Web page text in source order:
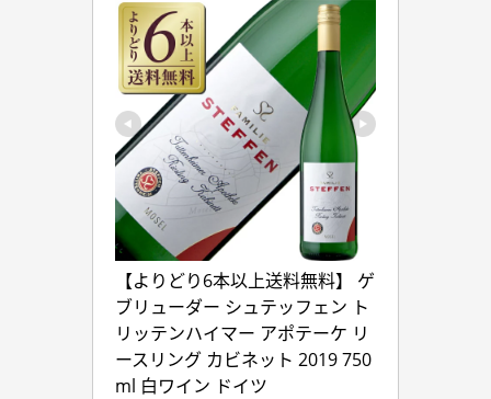
【よりどり6本以上送料無料】 ゲ
ブリューダー シュテッフェン ト
リッテンハイマー アポテーケ リ
ースリング カビネット 2019 750
ml 白ワイン ドイツ